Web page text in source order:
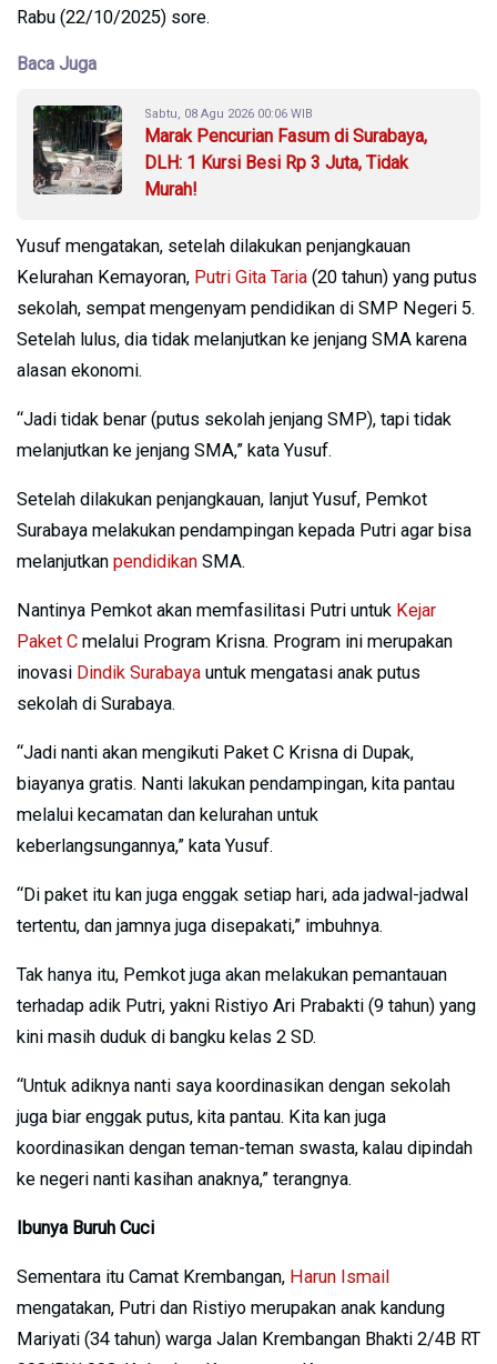
Rabu (22/10/2025) sore.
Baca Juga
Sabtu, 08 Agu 2026 00:06 WIB
Marak Pencurian Fasum di Surabaya,
DLH: 1 Kursi Besi Rp 3 Juta, Tidak
Murah!
Yusuf mengatakan, setelah dilakukan penjangkauan
Kelurahan Kemayoran, Putri Gita Taria (20 tahun) yang putus
sekolah, sempat mengenyam pendidikan di SMP Negeri 5.
Setelah lulus, dia tidak melanjutkan ke jenjang SMA karena
alasan ekonomi.
“Jadi tidak benar (putus sekolah jenjang SMP), tapi tidak
melanjutkan ke jenjang SMA,” kata Yusuf.
Setelah dilakukan penjangkauan, lanjut Yusuf, Pemkot
Surabaya melakukan pendampingan kepada Putri agar bisa
melanjutkan pendidikan SMA.
Nantinya Pemkot akan memfasilitasi Putri untuk Kejar
Paket C melalui Program Krisna. Program ini merupakan
inovasi Dindik Surabaya untuk mengatasi anak putus
sekolah di Surabaya.
“Jadi nanti akan mengikuti Paket C Krisna di Dupak,
biayanya gratis. Nanti lakukan pendampingan, kita pantau
melalui kecamatan dan kelurahan untuk
keberlangsungannya,” kata Yusuf.
“Di paket itu kan juga enggak setiap hari, ada jadwal-jadwal
tertentu, dan jamnya juga disepakati,” imbuhnya.
Tak hanya itu, Pemkot juga akan melakukan pemantauan
terhadap adik Putri, yakni Ristiyo Ari Prabakti (9 tahun) yang
kini masih duduk di bangku kelas 2 SD.
“Untuk adiknya nanti saya koordinasikan dengan sekolah
juga biar enggak putus, kita pantau. Kita kan juga
koordinasikan dengan teman-teman swasta, kalau dipindah
ke negeri nanti kasihan anaknya,” terangnya.
Ibunya Buruh Cuci
Sementara itu Camat Krembangan, Harun Ismail
mengatakan, Putri dan Ristiyo merupakan anak kandung
Mariyati (34 tahun) warga Jalan Krembangan Bhakti 2/4B RT